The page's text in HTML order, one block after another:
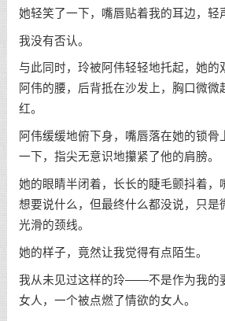
她轻笑了一下，嘴唇贴着我的耳边，轻
我没有否认。
与此同时，玲被阿伟轻轻地托起，她的
阿伟的腰，后背抵在沙发上，胸口微微
红。
阿伟缓缓地俯下身，嘴唇落在她的锁骨
一下，指尖无意识地攥紧了他的肩膀。
她的眼睛半闭着，长长的睫毛颤抖着，
想要说什么，但最终什么都没说，只是
光滑的颈线。
她的样子，竟然让我觉得有点陌生。
我从未见过这样的玲——不是作为我的
女人，一个被点燃了情欲的女人。